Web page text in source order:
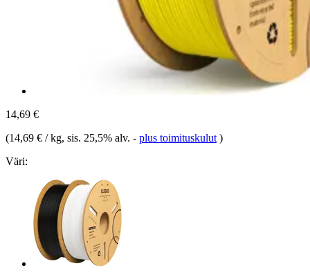
14,69 €
(14,69 € / kg, sis. 25,5% alv. - plus toimituskulut )
Väri: